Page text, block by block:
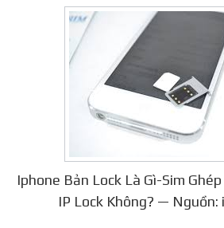
Iphone Bản Lock Là Gì-Sim
IP Lock Không? — Nguồn: